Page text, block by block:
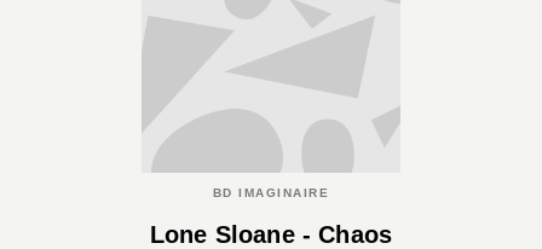
BD IMAGINAIRE
Lone Sloane - Chaos